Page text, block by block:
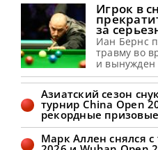
Игрок в
за
Иан Бернс
травму во
и вынужден
снукерного
metrouk
в
отказаться
ключевых
получил
посещения
Азиатский сезон
турнир China Open
рекордные призовые
Марк Аллен снялся